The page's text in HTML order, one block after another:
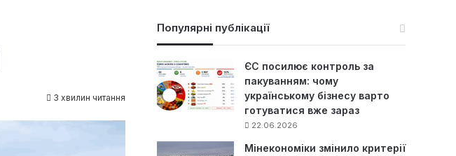
3 хвилин читання
Популярні публікації
ЄС посилює контроль за
пакуванням: чому
українському бізнесу варто
готуватися вже зараз
22.06.2026
Мінекономіки змінило критерії